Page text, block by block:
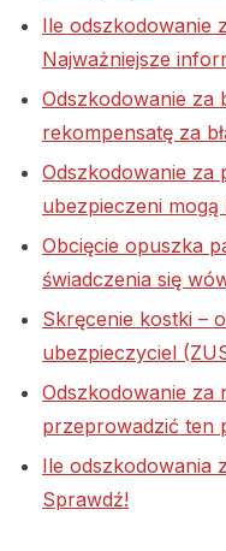
Ile odszkodowanie
Najważniejsze
Odszkodowanie za
rekompensatę za
Odszkodowanie za
ubezpieczeni
Obcięcie opuszka
świadczenia się
Skręcenie kostki –
ubezpieczyciel
Odszkodowanie za
przeprowadzić ten
Ile odszkodowania
Sprawdź!